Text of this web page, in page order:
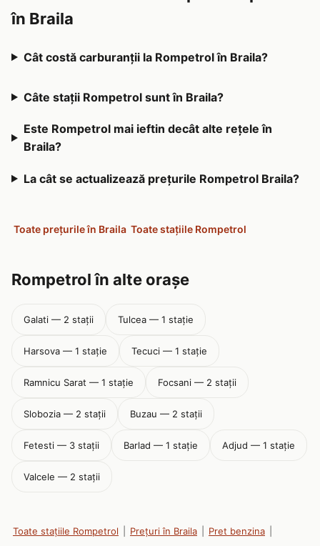
în Braila
Cât costă carburanții la Rompetrol în Braila?
Câte stații Rompetrol sunt în Braila?
Este Rompetrol mai ieftin decât alte rețele în
Braila?
La cât se actualizează prețurile Rompetrol Braila?
Toate prețurile în Braila Toate stațiile Rompetrol
Rompetrol în alte orașe
Galati — 2 stații Tulcea — 1 stație
Harsova — 1 stație Tecuci — 1 stație
Ramnicu Sarat — 1 stație Focsani — 2 stații
Slobozia — 2 stații Buzau — 2 stații
Fetesti — 3 stații Barlad — 1 stație Adjud — 1 stație
Valcele — 2 stații
Toate stațiile Rompetrol Prețuri în Braila Pret benzina